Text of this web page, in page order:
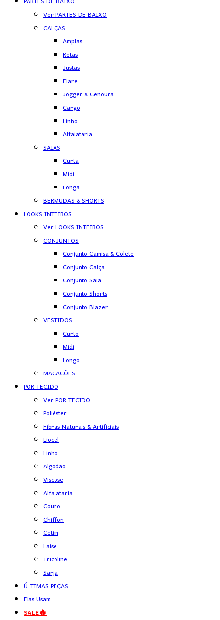
Ver PARTES DE BAIXO
CALÇAS
Amplas
Retas
Justas
Flare
Jogger & Cenoura
Cargo
Linho
Alfaiataria
SAIAS
Curta
Midi
Longa
BERMUDAS & SHORTS
LOOKS INTEIROS
Ver LOOKS INTEIROS
CONJUNTOS
Conjunto Camisa & Colete
Conjunto Calça
Conjunto Saia
Conjunto Shorts
Conjunto Blazer
VESTIDOS
Curto
Midi
Longo
MACACÕES
POR TECIDO
Ver POR TECIDO
Poliéster
Fibras Naturais & Artificiais
Liocel
Linho
Algodão
Viscose
Alfaiataria
Couro
Chiffon
Cetim
Laise
Tricoline
Sarja
ÚLTIMAS PEÇAS
Elas Usam
SALE🔥